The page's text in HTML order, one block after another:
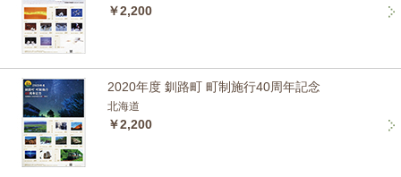
￥2,200
2020年度 釧路町 町制施行40周年記念
北海道
￥2,200